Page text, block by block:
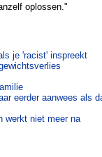
oplossen."
je 'racist' inspreekt
eerder aanwees als
werkt niet meer na